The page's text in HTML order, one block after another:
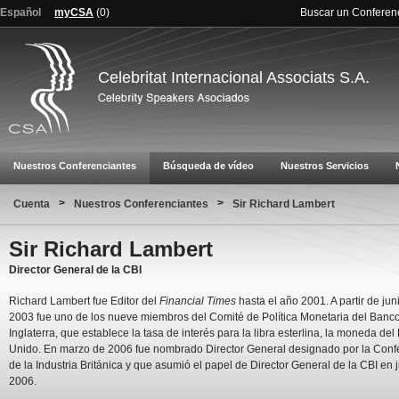
Español myCSA (0) Buscar un
Celebritat Internacional Associats S.A.
Nuestros Conferenciantes Búsqueda de vídeo Nuestros Servicios
Cuenta > Nuestros Conferenciantes > Sir Richard Lambert
Sir Richard Lambert
Director General de la CBI
Richard Lambert fue Editor del Financial Times hasta el año 2001. A partir de
2003 fue uno de los nueve miembros del Comité de Política Monetaria del
Inglaterra, que establece la tasa de interés para la libra esterlina, la moneda del
Unido. En marzo de 2006 fue nombrado Director General designado por la
de la Industria Británica y que asumió el papel de Director General de la CBI en
2006.